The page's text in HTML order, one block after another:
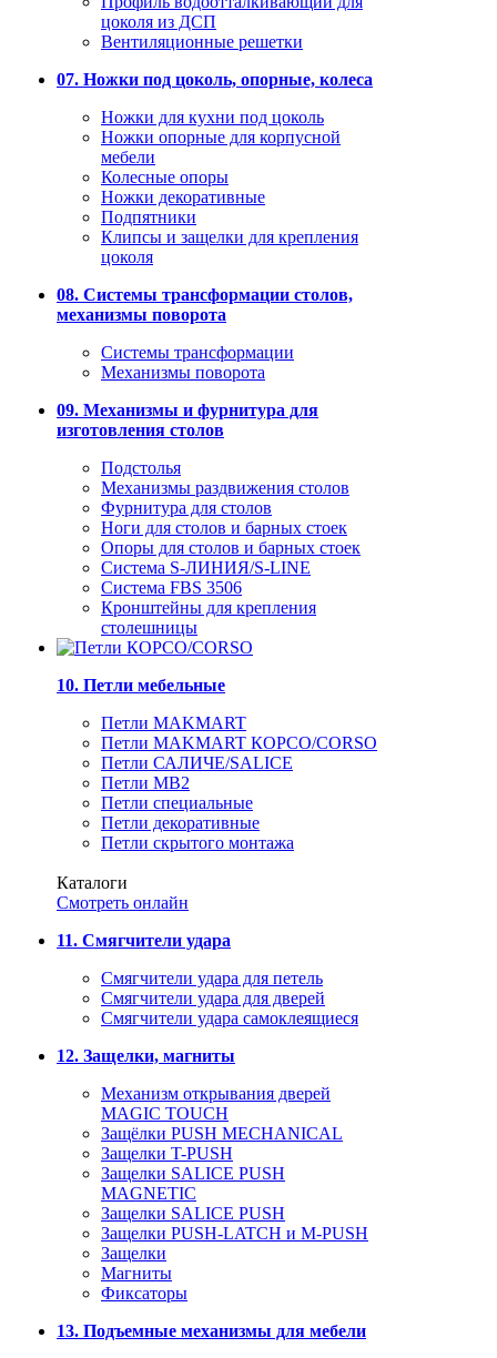
цоколя из ДСП
Вентиляционные решетки
07. Ножки под цоколь, опорные, колеса
Ножки для кухни под цоколь
Ножки опорные для корпусной
мебели
Колесные опоры
Ножки декоративные
Подпятники
Клипсы и защелки для крепления
цоколя
08. Системы трансформации столов,
механизмы поворота
Системы трансформации
Механизмы поворота
09. Механизмы и фурнитура для
изготовления столов
Подстолья
Механизмы раздвижения столов
Фурнитура для столов
Ноги для столов и барных стоек
Опоры для столов и барных стоек
Система S-ЛИНИЯ/S-LINE
Система FBS 3506
Кронштейны для крепления
столешницы
10. Петли мебельные
Петли MAKMART
Петли MAKMART КОРСО/CORSO
Петли САЛИЧЕ/SALICE
Петли MB2
Петли специальные
Петли декоративные
Петли скрытого монтажа
Каталоги
Смотреть онлайн
11. Смягчители удара
Смягчители удара для петель
Смягчители удара для дверей
Cмягчители удара самоклеящиеся
12. Защелки, магниты
Механизм открывания дверей
MAGIC TOUCH
Защёлки PUSH MECHANICAL
Защелки T-PUSH
Защелки SALICE PUSH
MAGNETIC
Защелки SALICE PUSH
Защелки PUSH-LATCH и M-PUSH
Защелки
Магниты
Фиксаторы
13. Подъемные механизмы для мебели